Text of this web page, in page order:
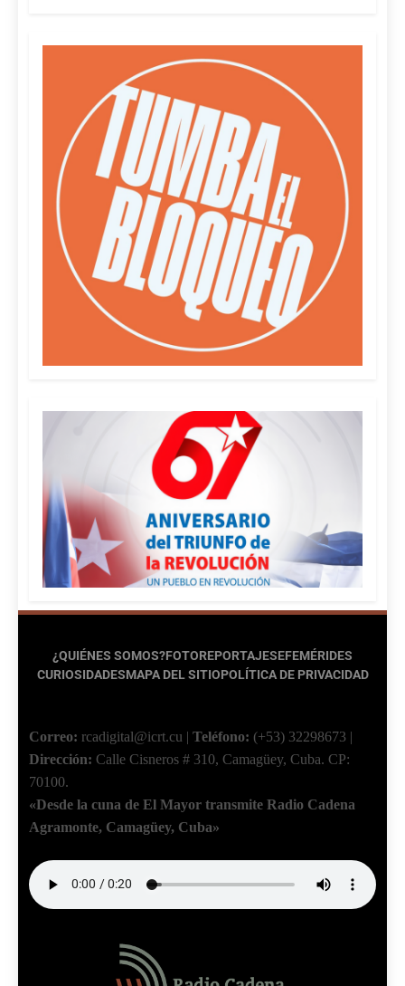
¿QUIÉNES SOMOS?FOTOREPORTAJESEFEMÉRIDES
CURIOSIDADESMAPA DEL SITIOPOLÍTICA DE PRIVACIDAD
Correo: rcadigital@icrt.cu | Teléfono: (+53) 32298673 |
Dirección: Calle Cisneros # 310, Camagüey, Cuba. CP:
70100.
«Desde la cuna de El Mayor transmite Radio Cadena
Agramonte, Camagüey, Cuba»